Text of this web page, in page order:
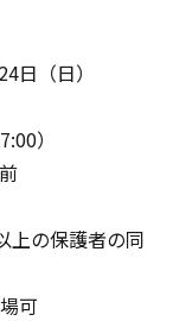
日（日）
）
上の保護者の同
可